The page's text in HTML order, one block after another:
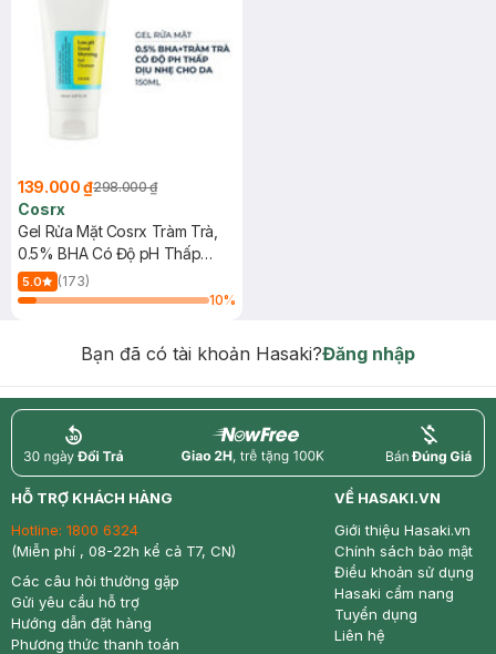
139.000 ₫298.000 ₫
Cosrx
Gel Rửa Mặt Cosrx Tràm Trà,
0.5% BHA Có Độ pH Thấp
150ml
5.0
(173)
10%
Bạn đã có tài khoản Hasaki?Đăng nhập
return nowfree price
HỖ TRỢ KHÁCH HÀNG
Hotline: 1800 6324
(Miễn phí , 08-22h kể cả T7, CN)
Các câu hỏi thường gặp
Gửi yêu cầu hỗ trợ
Hướng dẫn đặt hàng
Phương thức thanh toán
VỀ HASAKI.VN
Giới thiệu Hasaki.vn
Chính sách bảo mật
Điều khoản sử dụng
Hasaki cẩm nang
Tuyển dụng
Liên hệ